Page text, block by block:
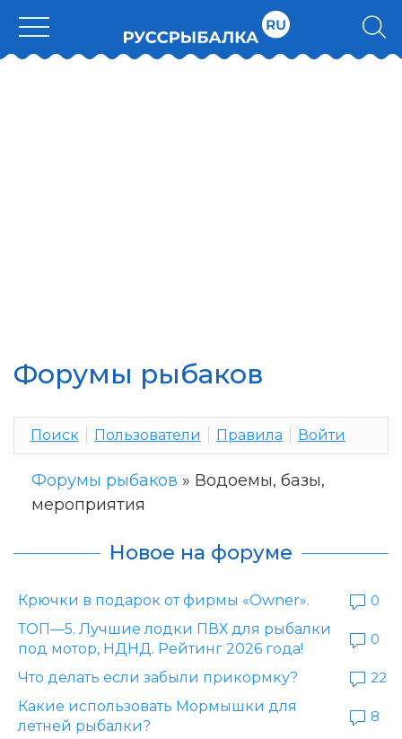
Форумы рыбаков
Поиск Пользователи Правила Войти
Форумы рыбаков » Водоемы, базы,
мероприятия
Новое на форуме
Крючки в подарок от фирмы «Owner».
0
ТОП—5. Лучшие лодки ПВХ для рыбалки
под мотор, НДНД. Рейтинг 2026 года!
0
Что делать если забыли прикормку?
22
Какие использовать Мормышки для
летней рыбалки?
8